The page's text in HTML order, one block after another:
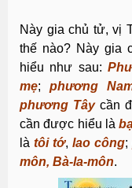
Này gia chủ tử, vị
thế nào? Này gia
hiểu như sau:
mẹ; phương
phương Tâycần
cần được hiểu là
là tôi tớ, lao công;
môn, Bà-la-môn.